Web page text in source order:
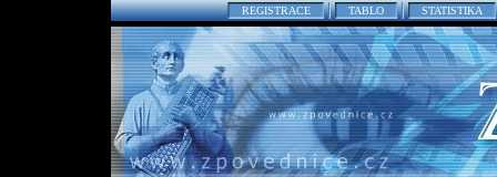
REGISTRACE TABLO STATISTIKA